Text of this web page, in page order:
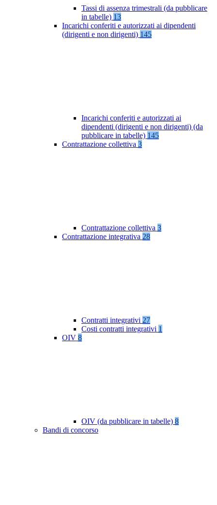
Tassi di assenza trimestrali (da pubblicare
in tabelle) 13
Incarichi conferiti e autorizzati ai dipendenti
(dirigenti e non dirigenti) 145
Incarichi conferiti e autorizzati ai
dipendenti (dirigenti e non dirigenti) (da
pubblicare in tabelle) 145
Contrattazione collettiva 3
Contrattazione collettiva 3
Contrattazione integrativa 28
Contratti integrativi 27
Costi contratti integrativi 1
OIV 8
OIV (da pubblicare in tabelle) 8
Bandi di concorso